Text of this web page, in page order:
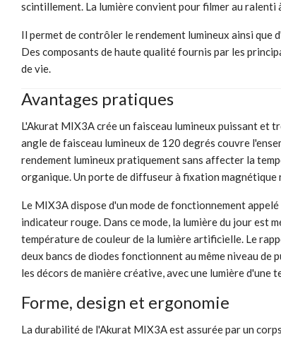
scintillement. La lumière convient pour filmer au ralenti
Il permet de contrôler le rendement lumineux ainsi que
Des composants de haute qualité fournis par les
de vie.
Avantages pratiques
L'Akurat MIX3A crée un faisceau lumineux puissant et
angle de faisceau lumineux de 120 degrés couvre
rendement lumineux pratiquement sans affecter la
organique. Un porte de diffuseur à fixation
Le MIX3A dispose d'un mode de fonctionnement
indicateur rouge. Dans ce mode, la lumière du jour est
température de couleur de la lumière artificielle. Le
deux bancs de diodes fonctionnent au même niveau
les décors de manière créative, avec une lumière d'une
Forme, design et ergonomie
La durabilité de l'Akurat MIX3A est assurée par un